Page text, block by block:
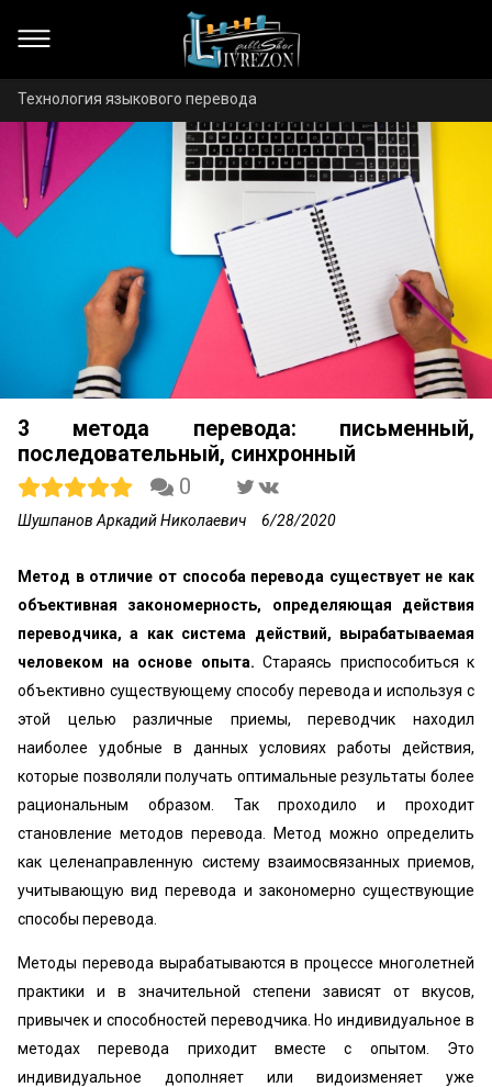
Технология языкового перевода
3 метода перевода: письменный,
последовательный, синхронный
0
Шушпанов Аркадий Николаевич 6/28/2020
Метод в отличие от способа перевода существует не как
объективная закономерность, определяющая действия
переводчика, а как система действий, вырабатываемая
человеком на основе опыта. Стараясь приспособиться к
объективно существующему способу перевода и используя с
этой целью различные приемы, переводчик находил
наиболее удобные в данных условиях работы действия,
которые позволяли получать оптимальные результаты более
рациональным образом. Так проходило и проходит
становление методов перевода. Метод можно определить
как целенаправленную систему взаимосвязанных приемов,
учитывающую вид перевода и закономерно существующие
способы перевода.
Методы перевода вырабатываются в процессе многолетней
практики и в значительной степени зависят от вкусов,
привычек и способностей переводчика. Но индивидуальное в
методах перевода приходит вместе с опытом. Это
индивидуальное дополняет или видоизменяет уже